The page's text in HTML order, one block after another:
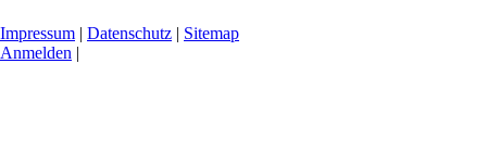
Impressum | Datenschutz | Sitemap
Anmelden |